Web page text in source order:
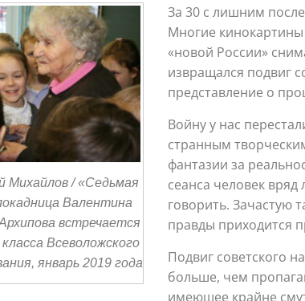
Михайлов / «Седьмая
Валентина
встречается
Всеволожского
январь 2019 года
За 30 с лишним
Многие
«новой России»
извращался подвиг
представление о
Войну у нас
странным
фантазии за
сеанса человек
говорить. Зачастую
правды приходится
Подвиг советского
больше, чем
имеющее крайне